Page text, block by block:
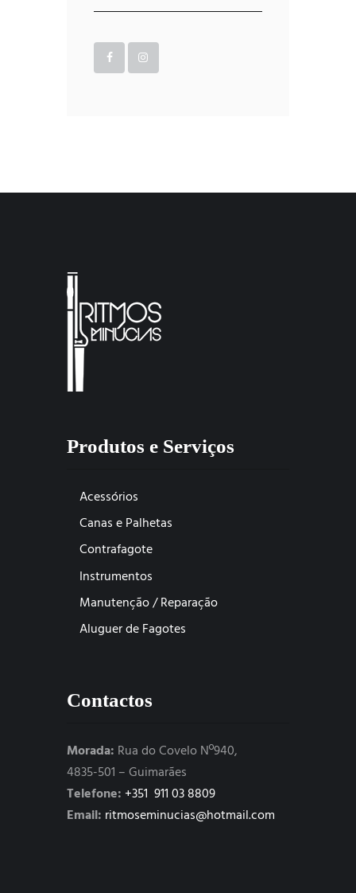
Produtos e Serviços
Acessórios
Canas e Palhetas
Contrafagote
Instrumentos
Manutenção / Reparação
Aluguer de Fagotes
Contactos
Morada: Rua do Covelo Nº940,
4835-501 – Guimarães
Telefone: +351 911 03 8809
Email: ritmoseminucias@hotmail.com